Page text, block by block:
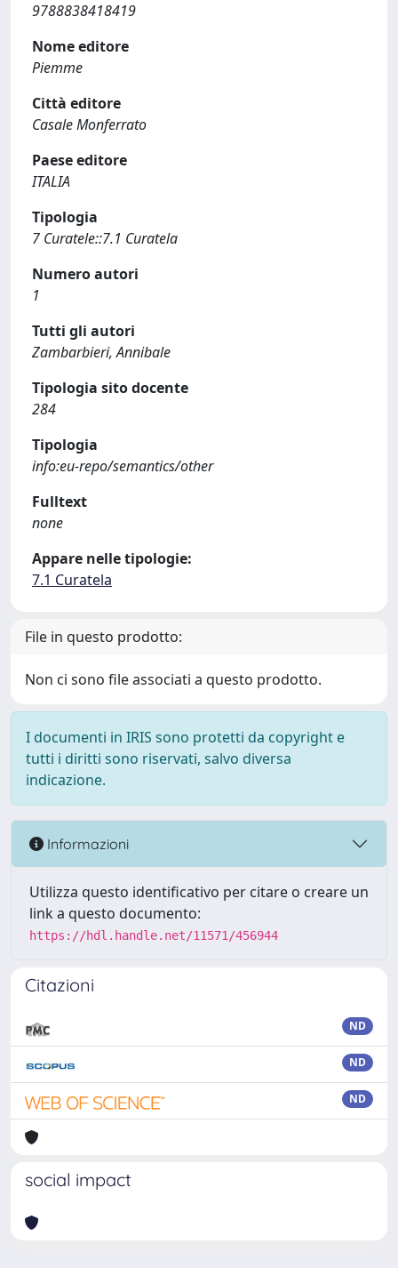
9788838418419
Nome editore
Piemme
Città editore
Casale Monferrato
Paese editore
ITALIA
Tipologia
7 Curatele::7.1 Curatela
Numero autori
1
Tutti gli autori
Zambarbieri, Annibale
Tipologia sito docente
284
Tipologia
info:eu-repo/semantics/other
Fulltext
none
Appare nelle tipologie:
7.1 Curatela
File in questo prodotto:
Non ci sono file associati a questo prodotto.
I documenti in IRIS sono protetti da copyright e
tutti i diritti sono riservati, salvo diversa
indicazione.
Informazioni
Utilizza questo identificativo per citare o creare un
link a questo documento:
https://hdl.handle.net/11571/456944
Citazioni
ND
ND
ND
social impact